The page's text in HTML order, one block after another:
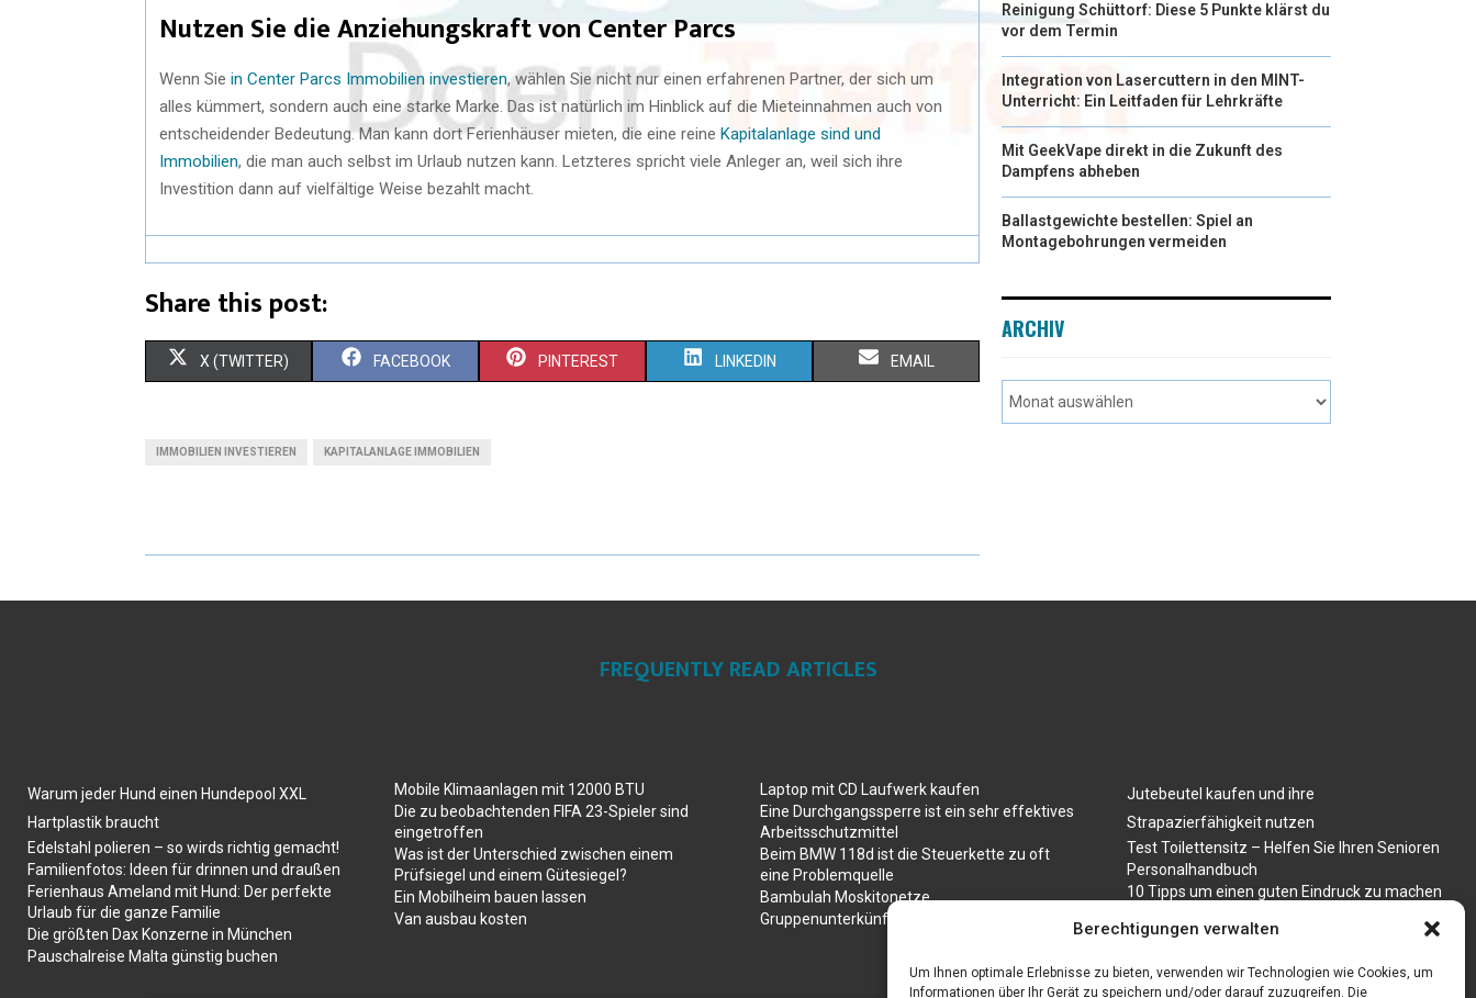
Berechtigungen verwalten
Um Ihnen optimale Erlebnisse zu bieten, verwenden wir Technologien wie Cookies, um
Informationen über Ihr Gerät zu speichern und/oder darauf zuzugreifen. Die
Nutzen Sie die Anziehungskraft von Center Parcs
Wenn Sie in Center Parcs Immobilien investieren, wählen Sie nicht nur einen erfahrenen Partner, der sich um
alles kümmert, sondern auch eine starke Marke. Das ist natürlich im Hinblick auf die Mieteinnahmen auch von
entscheidender Bedeutung. Man kann dort Ferienhäuser mieten, die eine reine Kapitalanlage sind und
Immobilien, die man auch selbst im Urlaub nutzen kann. Letzteres spricht viele Anleger an, weil sich ihre
Investition dann auf vielfältige Weise bezahlt macht.
Share this post:
X (TWITTER) FACEBOOK PINTEREST LINKEDIN EMAIL
IMMOBILIEN INVESTIEREN KAPITALANLAGE IMMOBILIEN
Reinigung Schüttorf: Diese 5 Punkte klärst du
vor dem Termin
Integration von Lasercuttern in den MINT-
Unterricht: Ein Leitfaden für Lehrkräfte
Mit GeekVape direkt in die Zukunft des
Dampfens abheben
Ballastgewichte bestellen: Spiel an
Montagebohrungen vermeiden
ARCHIV
FREQUENTLY READ ARTICLES
Warum jeder Hund einen Hundepool XXL
Hartplastik braucht
Edelstahl polieren – so wirds richtig gemacht!
Familienfotos: Ideen für drinnen und draußen
Ferienhaus Ameland mit Hund: Der perfekte
Urlaub für die ganze Familie
Die größten Dax Konzerne in München
Pauschalreise Malta günstig buchen
Mobile Klimaanlagen mit 12000 BTU
Die zu beobachtenden FIFA 23-Spieler sind
eingetroffen
Was ist der Unterschied zwischen einem
Prüfsiegel und einem Gütesiegel?
Ein Mobilheim bauen lassen
Van ausbau kosten
Laptop mit CD Laufwerk kaufen
Eine Durchgangssperre ist ein sehr effektives
Arbeitsschutzmittel
Beim BMW 118d ist die Steuerkette zu oft
eine Problemquelle
Bambulah Moskitonetze
Gruppenunterkünfte in Holland
Jutebeutel kaufen und ihre
Strapazierfähigkeit nutzen
Test Toilettensitz – Helfen Sie Ihren Senioren
Personalhandbuch
10 Tipps um einen guten Eindruck zu machen